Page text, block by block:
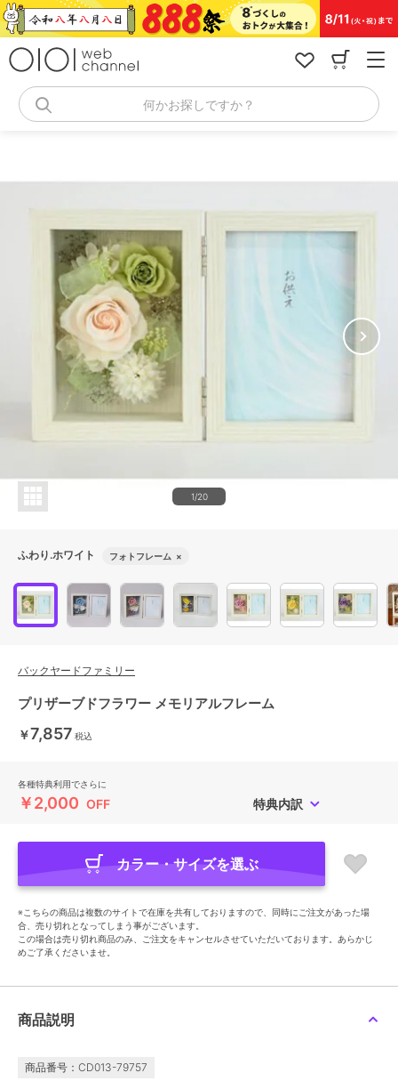
コ
ン
何かお探しですか？
1/20
ふわり.ホワイト フォトフレーム ×
バックヤードファミリー
プリザーブドフラワー メモリアルフレーム
￥7,857 税込
各種特典利用でさらに
￥2,000 OFF 特典内訳
カラー・サイズを選ぶ
※こちらの商品は複数のサイトで在庫を共有しておりますので、同時にご注文があった場
合、売り切れとなってしまう事がございます。
この場合は売り切れ商品のみ、ご注文をキャンセルさせていただいております。あらかじ
めご了承くださいませ。
商品説明
商品番号：CD013-79757